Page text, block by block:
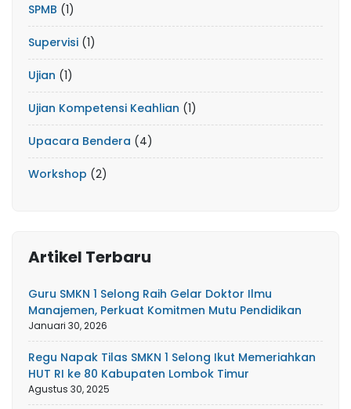
SPMB (1)
Supervisi (1)
Ujian (1)
Ujian Kompetensi Keahlian (1)
Upacara Bendera (4)
Workshop (2)
Artikel Terbaru
Guru SMKN 1 Selong Raih Gelar Doktor Ilmu
Manajemen, Perkuat Komitmen Mutu Pendidikan
Januari 30, 2026
Regu Napak Tilas SMKN 1 Selong Ikut Memeriahkan
HUT RI ke 80 Kabupaten Lombok Timur
Agustus 30, 2025